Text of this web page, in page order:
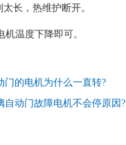
长，热维护断开。
机温度下降即可。
门的电机为什么一直转?
自动门故障电机不会停原因?